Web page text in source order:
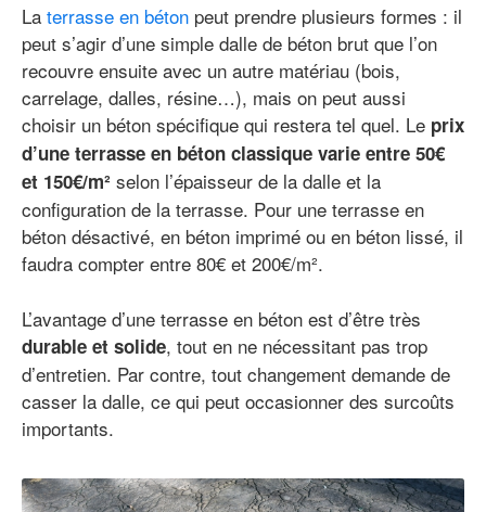
La terrasse en béton peut prendre plusieurs formes : il
peut s’agir d’une simple dalle de béton brut que l’on
recouvre ensuite avec un autre matériau (bois,
carrelage, dalles, résine…), mais on peut aussi
choisir un béton spécifique qui restera tel quel. Le prix
d’une terrasse en béton classique varie entre 50€
et 150€/m² selon l’épaisseur de la dalle et la
configuration de la terrasse. Pour une terrasse en
béton désactivé, en béton imprimé ou en béton lissé, il
faudra compter entre 80€ et 200€/m².
L’avantage d’une terrasse en béton est d’être très
durable et solide, tout en ne nécessitant pas trop
d’entretien. Par contre, tout changement demande de
casser la dalle, ce qui peut occasionner des surcoûts
importants.